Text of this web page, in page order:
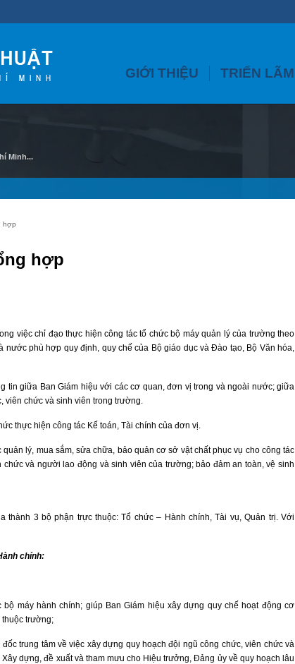
TRIỂN LÃM
GIỚI THIỆU
Minh...
hợp
hợp
việc chỉ đạo thực hiện công tác tổ chức bộ máy quản lý của trường theo
phù hợp quy định, quy chế của Bộ giáo dục và Đào tạo, Bộ Văn hóa,
tin giữa Ban Giám hiệu với các cơ quan, đơn vị trong và ngoài nước; giữa
viên chức và sinh viên trong trường.
thực hiện công tác Kế toán, Tài chính của đơn vị.
lý, mua sắm, sửa chữa, bảo quản cơ sở vật chất phục vụ cho công tác
và người lao động và sinh viên của trường; bảo đảm an toàn, vệ sinh
thành 3 bộ phận trực thuộc: Tổ chức – Hành chính, Tài vụ, Quản trị. Với
chính:
máy hành chính; giúp Ban Giám hiệu xây dựng quy chế hoạt động cơ
thuộc trường;
trung tâm về việc xây dựng quy hoạch đội ngũ công chức, viên chức và
dựng, đề xuất và tham mưu cho Hiệu trưởng, Đảng ủy về quy hoạch lâu